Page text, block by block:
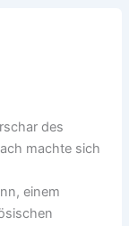
des
machte sich
einem